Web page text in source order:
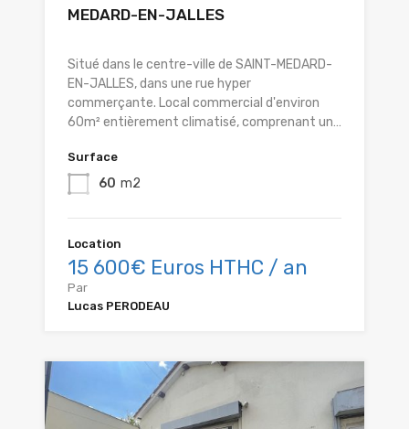
MEDARD-EN-JALLES
Situé dans le centre-ville de SAINT-MEDARD-
EN-JALLES, dans une rue hyper
commerçante. Local commercial d'environ
60m² entièrement climatisé, comprenant un…
Surface
60 m2
Location
15 600€ Euros HTHC / an
Par
Lucas PERODEAU